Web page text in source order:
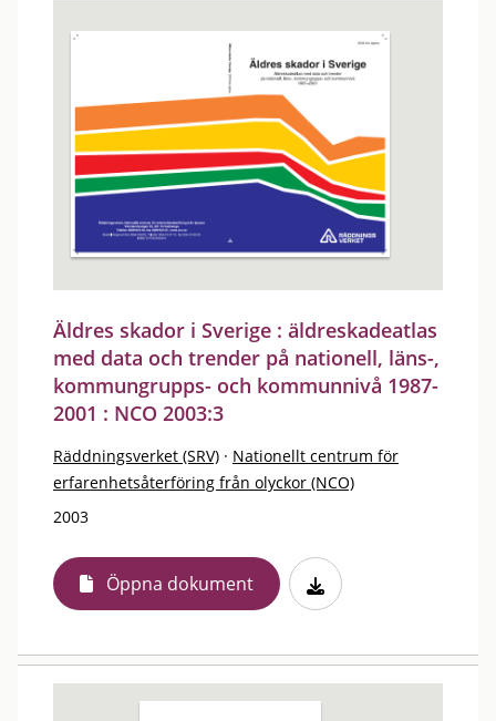
Äldres skador i Sverige : äldreskadeatlas
med data och trender på nationell, läns-,
kommungrupps- och kommunnivå 1987-
2001 : NCO 2003:3
Räddningsverket (SRV) · Nationellt centrum för
erfarenhetsåterföring från olyckor (NCO)
2003
Öppna dokument